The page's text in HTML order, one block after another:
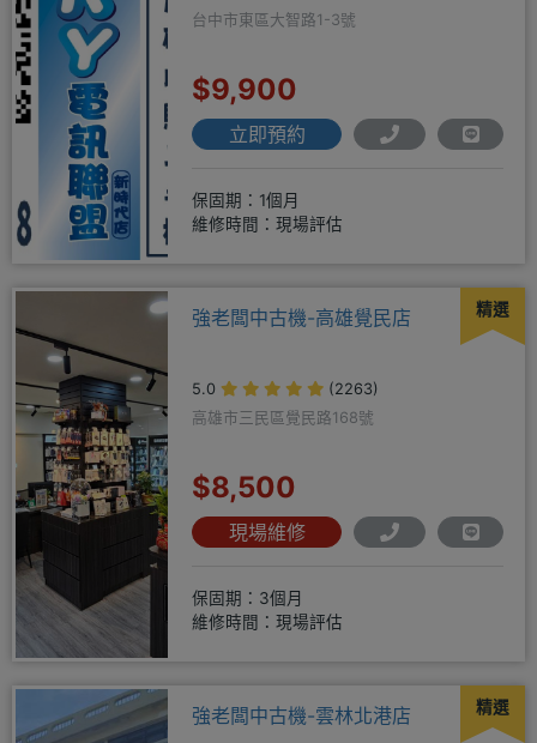
台中市東區大智路1-3號
$9,900
立即預約
保固期：1個月
維修時間：現場評估
精選
強老闆中古機-高雄覺民店
5.0
(2263)
高雄市三民區覺民路168號
$8,500
現場維修
保固期：3個月
維修時間：現場評估
精選
強老闆中古機-雲林北港店